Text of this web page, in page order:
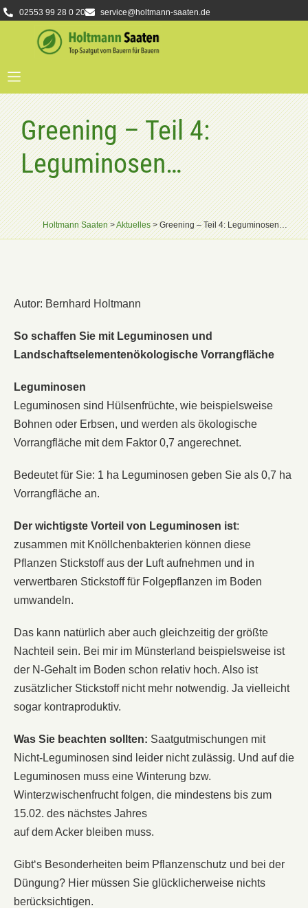
02553 99 28 0 20 service@holtmann-saaten.de
Greening – Teil 4:
Leguminosen…
Holtmann Saaten>Aktuelles>Greening – Teil 4: Leguminosen…
Autor: Bernhard Holtmann
So schaffen Sie mit Leguminosen und
Landschaftselementenökologische Vorrangfläche
Leguminosen
Leguminosen sind Hülsenfrüchte, wie beispielsweise
Bohnen oder Erbsen, und werden als ökologische
Vorrangfläche mit dem Faktor 0,7 angerechnet.
Bedeutet für Sie: 1 ha Leguminosen geben Sie als 0,7 ha
Vorrangfläche an.
Der wichtigste Vorteil von Leguminosen ist:
zusammen mit Knöllchenbakterien können diese
Pflanzen Stickstoff aus der Luft aufnehmen und in
verwertbaren Stickstoff für Folgepflanzen im Boden
umwandeln.
Das kann natürlich aber auch gleichzeitig der größte
Nachteil sein. Bei mir im Münsterland beispielsweise ist
der N-Gehalt im Boden schon relativ hoch. Also ist
zusätzlicher Stickstoff nicht mehr notwendig. Ja vielleicht
sogar kontraproduktiv.
Was Sie beachten sollten: Saatgutmischungen mit
Nicht-Leguminosen sind leider nicht zulässig. Und auf die
Leguminosen muss eine Winterung bzw.
Winterzwischenfrucht folgen, die mindestens bis zum
15.02. des nächstes Jahres
auf dem Acker bleiben muss.
Gibt‘s Besonderheiten beim Pflanzenschutz und bei der
Düngung? Hier müssen Sie glücklicherweise nichts
berücksichtigen.